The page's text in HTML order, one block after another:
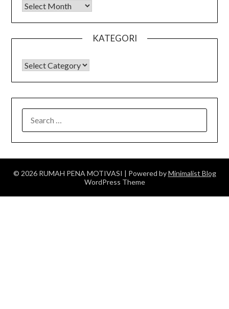
Arsip
KATEGORI
KATEGORI
FOR:
© 2026 RUMAH PENA MOTIVASI | Powered byMinimalist Blog
WordPress Theme